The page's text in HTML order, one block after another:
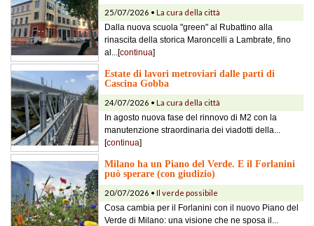
25/07/2026 • La cura della città
Dalla nuova scuola "green" al Rubattino alla
rinascita della storica Maroncelli a Lambrate, fino
al...[continua]
Estate di lavori metroviari dalle parti di
Cascina Gobba
24/07/2026 • La cura della città
In agosto nuova fase del rinnovo di M2 con la
manutenzione straordinaria dei viadotti della...
[continua]
Milano ha un Piano del Verde. E il Forlanini
può sperare (con giudizio)
20/07/2026 • Il verde possibile
Cosa cambia per il Forlanini con il nuovo Piano del
Verde di Milano: una visione che ne sposa il...